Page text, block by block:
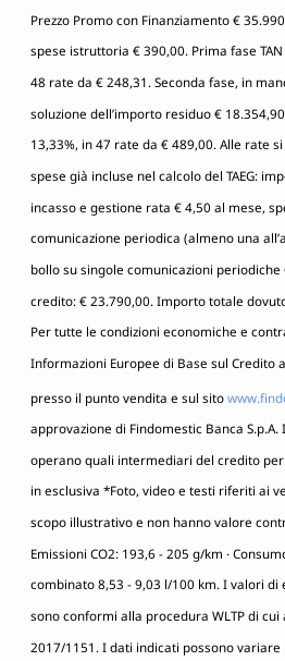
Prezzo Promo con Finanziamento €
spese istruttoria € 390,00. Prima fase TAN
48 rate da € 248,31. Seconda fase, in
soluzione dell’importo residuo € 18.354,90
13,33%, in 47 rate da € 489,00. Alle rate
spese già incluse nel calcolo del TAEG:
incasso e gestione rata € 4,50 al mese,
comunicazione periodica (almeno una
bollo su singole comunicazioni
credito: € 23.790,00. Importo totale
Per tutte le condizioni economiche e
Informazioni Europee di Base sul Credito
presso il punto vendita e sul sito
approvazione di Findomestic Banca S.p.A.
operano quali intermediari del credito per
in esclusiva *Foto, video e testi riferiti ai
scopo illustrativo e non hanno valore
Emissioni CO2: 193,6 - 205 g/km ·
combinato 8,53 - 9,03 l/100 km. I valori di
sono conformi alla procedura WLTP di cui
2017/1151. I dati indicati possono